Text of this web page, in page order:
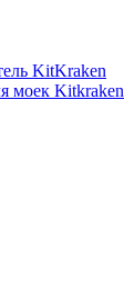
KitKraken
моек Kitkraken